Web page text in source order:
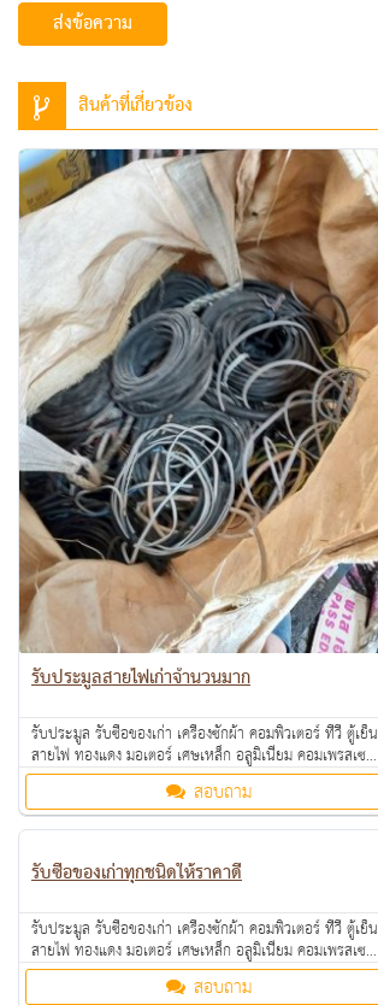
ส่งข้อความ
สินค้าที่เกี่ยวข้อง
รับประมูลสายไฟเก่าจำนวนมาก
รับประมูล รับซื้อของเก่า เครื่องซักผ้า คอมพิวเตอร์ ทีวี ตู้เย็น
สายไฟ ทองแดง มอเตอร์ เศษเหล็ก อลูมิเนียม คอมเพรสเซอร์
แอร์เก่า ตามโรงงาน โรงแรม อพาร์ทเม้นท์ ให้ราคาดี คุยง่าย
จ่ายคล่อง รับซื้อเงินสดถึงที่ สนใจทักมาสอบถามหรือส่งรูป
มาสอบถามได้ค่ะ
สอบถาม
รับซื้อของเก่าทุกชนิดให้ราคาดี
รับประมูล รับซื้อของเก่า เครื่องซักผ้า คอมพิวเตอร์ ทีวี ตู้เย็น
สายไฟ ทองแดง มอเตอร์ เศษเหล็ก อลูมิเนียม คอมเพรสเซอร์
แอร์เก่า ตามโรงงาน โรงแรม อพาร์ทเม้นท์ ให้ราคาดี คุยง่าย
จ่ายคล่อง รับซื้อเงินสดถึงที่ สนใจทักมาสอบถามหรือส่งรูป
สอบถาม